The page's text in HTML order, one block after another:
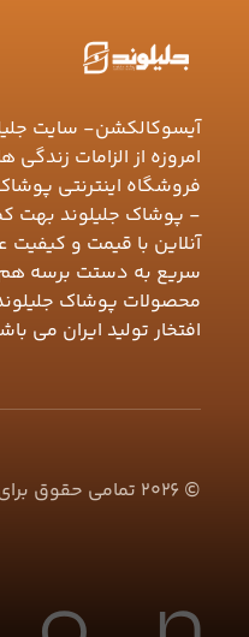
آیسوکالکشن- سایت
امروزه از الزامات
فروشگاه اینترنتی
- پوشاک جلیلوند بهت
آنلاین با قیمت و کیفیت
سریع به دستت برسه
محصولات پوشاک
افتخار تولید ایران می
©
2026 تمامی حقوق